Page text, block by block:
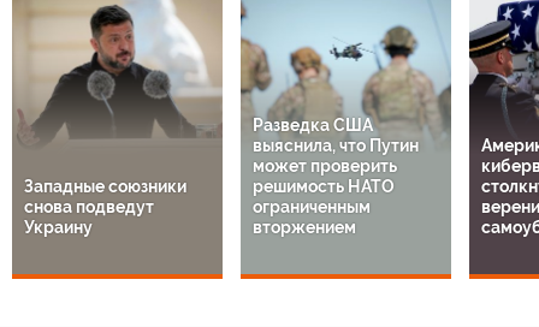
Западные союзники
снова подведут
Украину
Разведка США
выяснила, что Путин
может проверить
решимость НАТО
ограниченным
вторжением